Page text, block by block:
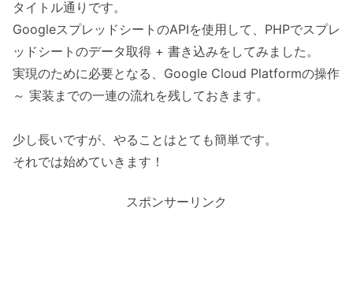
タイトル通りです。
GoogleスプレッドシートのAPIを使用して、PHPでスプレ
ッドシートのデータ取得 + 書き込みをしてみました。
実現のために必要となる、Google Cloud Platformの操作
～ 実装までの一連の流れを残しておきます。
少し長いですが、やることはとても簡単です。
それでは始めていきます！
スポンサーリンク